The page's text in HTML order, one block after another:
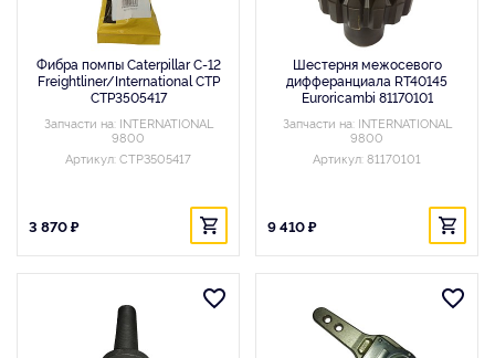
Фибра помпы Caterpillar C-12
Freightliner/International CTP
CTP3505417
Запчасти на: INTERNATIONAL
9800
Артикул: CTP3505417
3 870 ₽
Шестерня межосевого
дифферанциала RT40145
Euroricambi 81170101
Запчасти на: INTERNATIONAL
9800
Артикул: 81170101
9 410 ₽